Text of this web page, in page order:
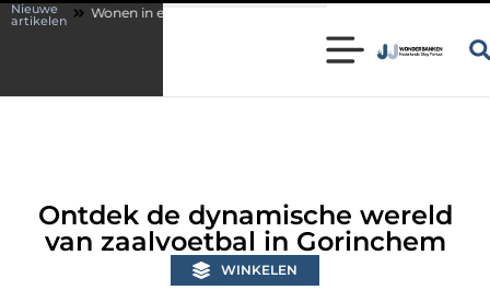
Nieuwe
artikelen
een karakteristieke woning in Bunschoten? Controleer of je sloten nog
Ontdek de dynamische wereld
van zaalvoetbal in Gorinchem
WINKELEN